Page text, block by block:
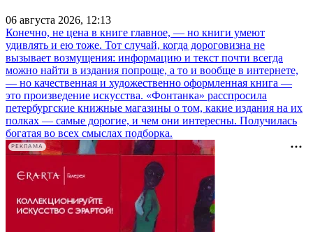
06 августа 2026, 12:13
Конечно, не цена в книге главное, — но книги умеют
удивлять и ею тоже. Тот случай, когда дороговизна не
вызывает возмущения: информацию и текст почти всегда
можно найти в издания попроще, а то и вообще в интернете,
— но качественная и художественно оформленная книга —
это произведение искусства. «Фонтанка» расспросила
петербургские книжные магазины о том, какие издания на их
полках — самые дорогие, и чем они интересны. Получилась
богатая во всех смыслах подборка.
РЕКЛАМА